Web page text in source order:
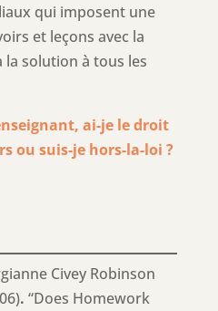
qui imposent une
et leçons avec la
la solution à tous les
ai-je le droit
ou suis-je hors-la-loi ?
Civey Robinson
. “Does Homework